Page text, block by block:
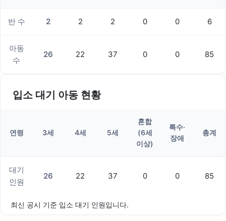
반 수 2 2 2 0 0 6
아동
수
26 22 37 0 0 85
입소 대기 아동 현황
연령 3세 4세 5세
혼합
(6세
이상)
특수·
장애
총계
대기
인원
26 22 37 0 0 85
최신 공시 기준 입소 대기 인원입니다.